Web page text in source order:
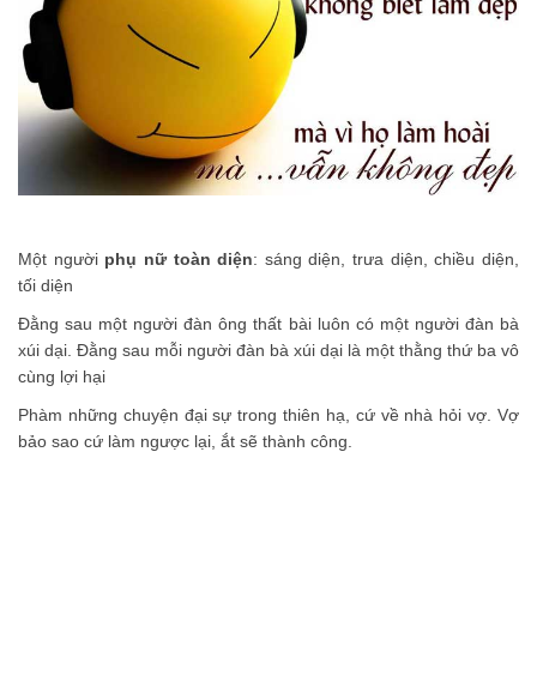
Một người phụ nữ toàn diện: sáng diện, trưa diện, chiều diện,
tối diện
Đằng sau một người đàn ông thất bài luôn có một người đàn bà
xúi dại. Đằng sau mỗi người đàn bà xúi dại là một thằng thứ ba vô
cùng lợi hại
Phàm những chuyện đại sự trong thiên hạ, cứ về nhà hỏi vợ. Vợ
bảo sao cứ làm ngược lại, ắt sẽ thành công.